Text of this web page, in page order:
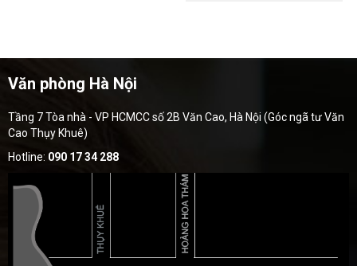
Văn phòng Hà Nội
Tầng 7 Tòa nhà - VP HCMCC số 2B Văn Cao, Hà Nội (Góc ngã tư Văn
Cao Thụy Khuê)
Hotline: 090 17 34 288